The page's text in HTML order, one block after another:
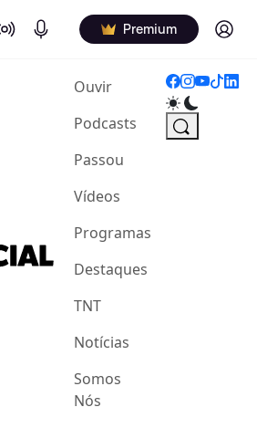
Air Podcasts Premium Log in
Ouvir(current)
Podcasts
Passou
Vídeos
Programas
Destaques
TNT
Notícias
Somos
Nós